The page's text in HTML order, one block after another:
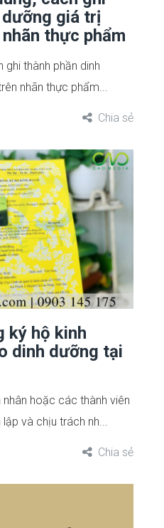
giá trị
thực phẩm
ghi thành phần dinh
nhãn thực phẩm...
Chia sẻ
ký hộ kinh
dinh dưỡng tại
hoặc các thành viên
và chịu trách nh...
Chia sẻ